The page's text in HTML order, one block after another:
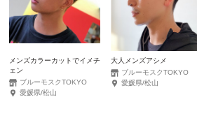
メンズカラーカットでイメチ
ェン
ブルーモスクTOKYO
愛媛県/松山
大人メンズアシメ
ブルーモスクTOKYO
愛媛県/松山